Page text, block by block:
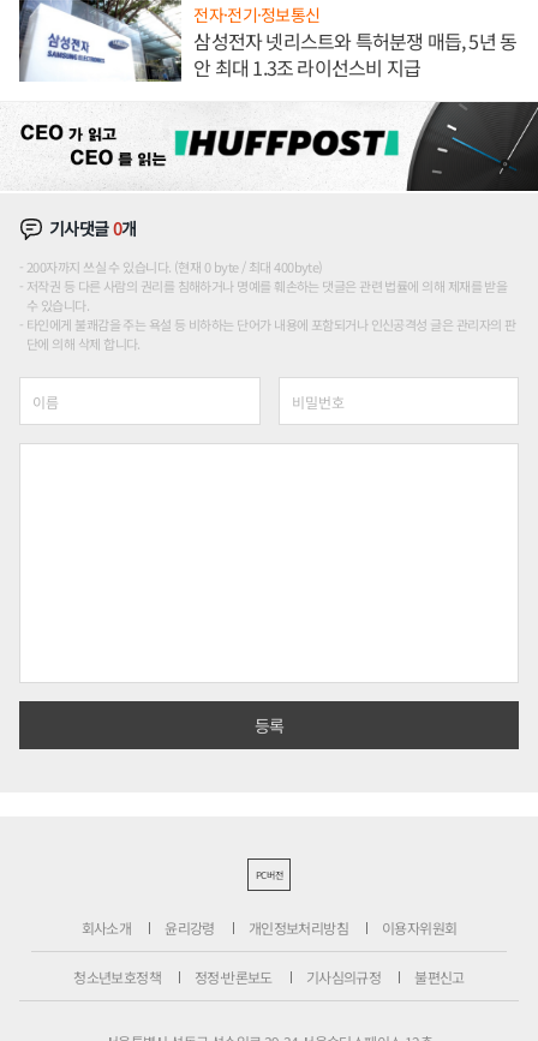
전자·전기·정보통신
삼성전자 넷리스트와 특허분쟁 매듭, 5년 동
안 최대 1.3조 라이선스비 지급
기사댓글0개
200자까지 쓰실 수 있습니다. (현재 0 byte / 최대 400byte)
저작권 등 다른 사람의 권리를 침해하거나 명예를 훼손하는 댓글은 관련 법률에 의해 제재를 받을
수 있습니다.
타인에게 불쾌감을 주는 욕설 등 비하하는 단어가 내용에 포함되거나 인신공격성 글은 관리자의 판
단에 의해 삭제 합니다.
PC버전
회사소개 윤리강령 개인정보처리방침 이용자위원회
청소년보호정책 정정·반론보도 기사심의규정 불편신고